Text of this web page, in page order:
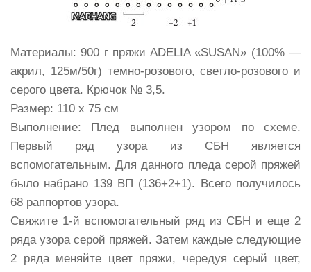
Материалы: 900 г пряжи ADELIA «SUSAN» (100% —
акрил, 125м/50г) темно-розового, светло-розового и
серого цвета. Крючок № 3,5.
Размер: 110 х 75 см
Выполнение: Плед выполнен узором по схеме.
Первый ряд узора из СБН является
вспомогательным. Для данного пледа серой пряжей
было набрано 139 ВП (136+2+1). Всего получилось
68 раппортов узора.
Свяжите 1-й вспомогательный ряд из СБН и еще 2
ряда узора серой пряжей. Затем каждые следующие
2 ряда меняйте цвет пряжи, чередуя серый цвет,